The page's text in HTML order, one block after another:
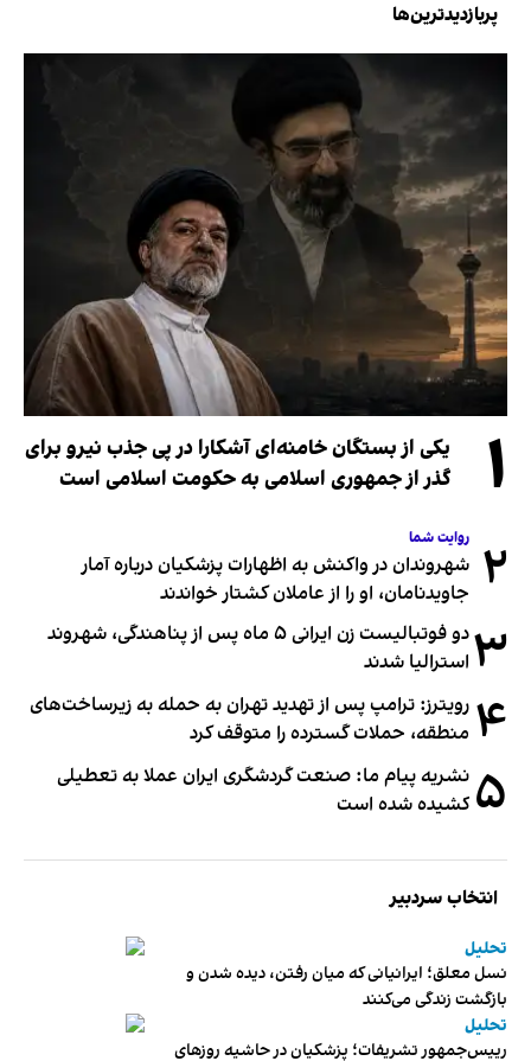
پربازدیدترین‌ها
۱
یکی از بستگان خامنه‌ای آشکارا در پی جذب نیرو برای
گذر از جمهوری اسلامی به حکومت اسلامی است
۲ روایت شما
شهروندان در واکنش به اظهارات پزشکیان درباره آمار
جاویدنامان، او را از عاملان کشتار خواندند
۳
دو فوتبالیست زن ایرانی ۵ ماه پس از پناهندگی، شهروند
استرالیا شدند
۴ رویترز: ترامپ پس از تهدید تهران به حمله به زیرساخت‌های
منطقه، حملات گسترده را متوقف کرد
۵ نشریه پیام ما: صنعت گردشگری ایران عملا به تعطیلی
کشیده شده است
انتخاب سردبیر
تحلیل
نسل معلق؛ ایرانیانی که میان رفتن، دیده شدن و
بازگشت زندگی می‌کنند
تحلیل
رییس‌جمهور تشریفات؛ پزشکیان در حاشیه روزهای